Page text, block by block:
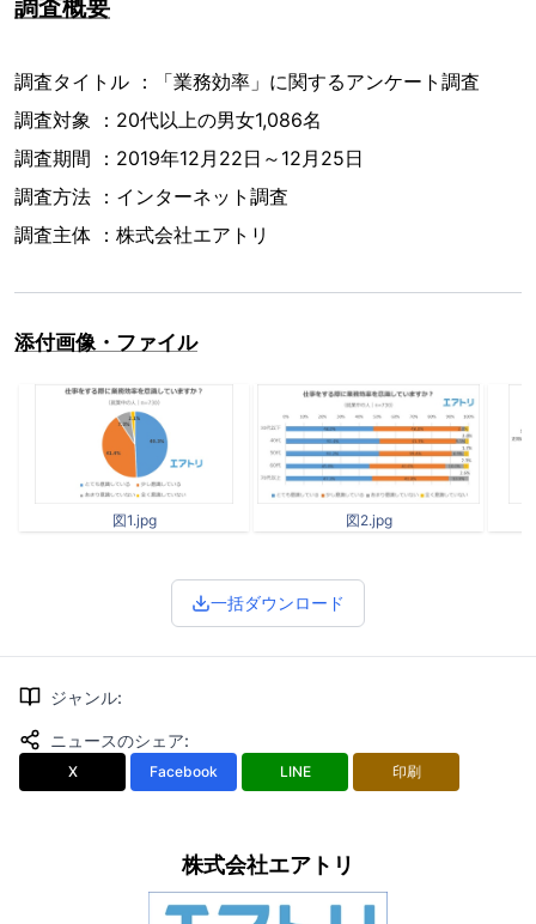
調査概要
調査タイトル ：「業務効率」に関するアンケート調査
調査対象 ：20代以上の男女1,086名
調査期間 ：2019年12月22日～12月25日
調査方法 ：インターネット調査
調査主体 ：株式会社エアトリ
添付画像・ファイル
図1.jpg 図2.jpg
一括ダウンロード
ジャンル:
ニュースのシェア:
X Facebook LINE 印刷
株式会社エアトリ